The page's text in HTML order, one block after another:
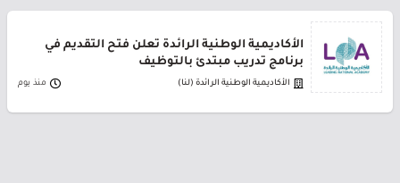
الأكاديمية الوطنية الرائدة تعلن فتح التقديم في
برنامج تدريب مبتدئ بالتوظيف
الأكاديمية الوطنية الرائدة (لنا) منذ يوم